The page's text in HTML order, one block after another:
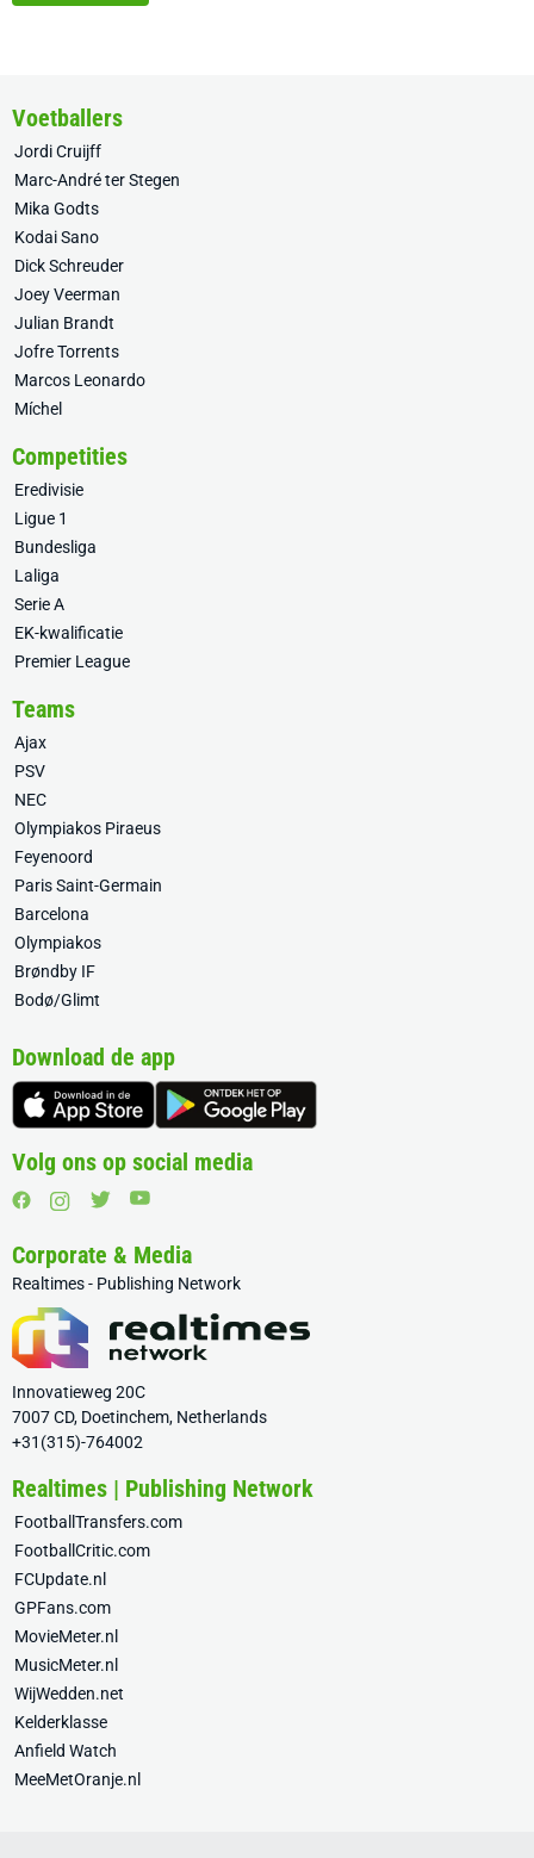
Voetballers
Jordi Cruijff
Marc-André ter Stegen
Mika Godts
Kodai Sano
Dick Schreuder
Joey Veerman
Julian Brandt
Jofre Torrents
Marcos Leonardo
Míchel
Competities
Eredivisie
Ligue 1
Bundesliga
Laliga
Serie A
EK-kwalificatie
Premier League
Teams
Ajax
PSV
NEC
Olympiakos Piraeus
Feyenoord
Paris Saint-Germain
Barcelona
Olympiakos
Brøndby IF
Bodø/Glimt
Download de app
Volg ons op social media
Corporate & Media
Realtimes - Publishing Network
Innovatieweg 20C
7007 CD, Doetinchem, Netherlands
+31(315)-764002
Realtimes | Publishing Network
FootballTransfers.com
FootballCritic.com
FCUpdate.nl
GPFans.com
MovieMeter.nl
MusicMeter.nl
WijWedden.net
Kelderklasse
Anfield Watch
MeeMetOranje.nl